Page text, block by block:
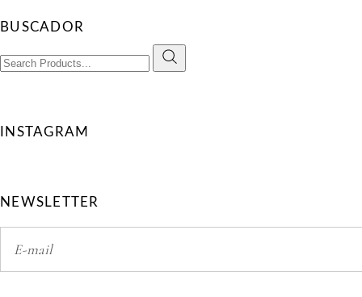
BUSCADOR
Search
for:
INSTAGRAM
NEWSLETTER